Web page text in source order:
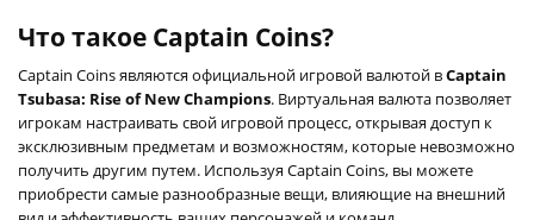
Что такое Captain Coins?
Captain Coins являются официальной игровой валютой вCaptain
Tsubasa: Rise of New Champions. Виртуальная валюта позволяет
игрокам настраивать свой игровой процесс, открывая доступ к
эксклюзивным предметам и возможностям, которые невозможно
получить другим путем. Используя Captain Coins, вы можете
приобрести самые разнообразные вещи, влияющие на внешний